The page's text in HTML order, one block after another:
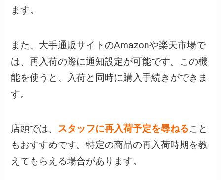
ます。
また、大手通販サイトのAmazonや楽天市場で
は、再入荷の際に通知設定が可能です。この機
能を使うと、入荷と同時に購入手続きができま
す。
店頭では、 スタッフに再入荷予定を尋ねること
もおすすめです。特定の商品の再入荷時期を教
えてもらえる場合があります。